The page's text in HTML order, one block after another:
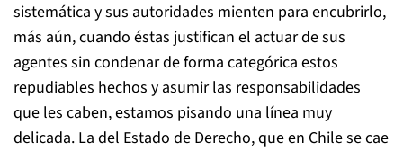
sistemática y sus autoridades mienten para encubrirlo,
más aún, cuando éstas justifican el actuar de sus
agentes sin condenar de forma categórica estos
repudiables hechos y asumir las responsabilidades
que les caben, estamos pisando una línea muy
delicada. La del Estado de Derecho, que en Chile se cae